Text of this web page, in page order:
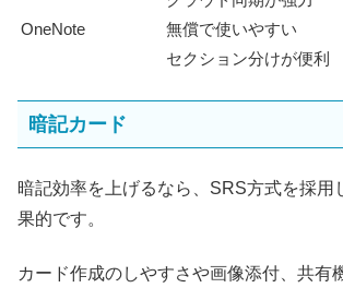
OneNote
無償で使いやすい
セクション分けが便利
暗記カード
暗記効率を上げるなら、SRS方式を採用
果的です。
カード作成のしやすさや画像添付、共有